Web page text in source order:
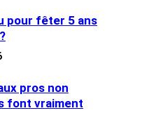
pour fêter 5 ans
pros non
font vraiment